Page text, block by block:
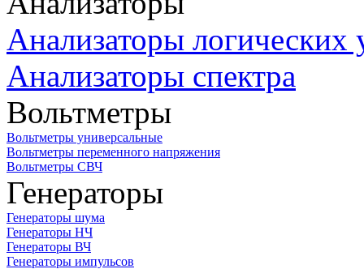
Анализаторы логических
Анализаторы спектра
Вольтметры
Вольтметры универсальные
Вольтметры переменного напряжения
Вольтметры СВЧ
Генераторы
Генераторы шума
Генераторы НЧ
Генераторы ВЧ
Генераторы импульсов